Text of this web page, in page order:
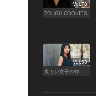
Vol.73
TOUGH COOKIES
Vol.53
東カレ女子の作り方